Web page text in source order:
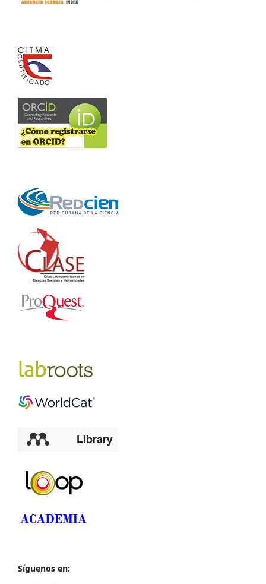
Síguenos en: